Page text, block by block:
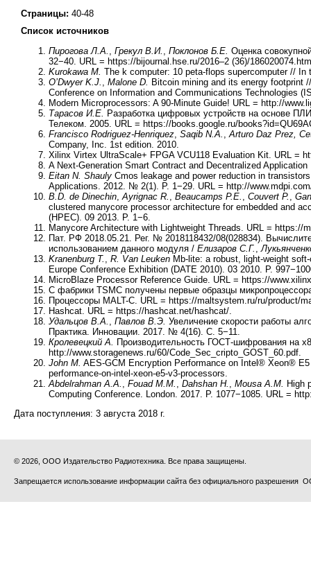
Страницы: 40-48
Список источников
Пирогова Л.А.
Грекул В.И. Поклонов Б.Е. Оценка
32−40. URL = https://bijournal.hse.ru/2016–2 (36)/
Kurokawa M. The k computer: 10 peta-flops supercomputer //
O’Dwyer K.J.
Malone D. Bitcoin mining and its energy footprint
Conference on Information and Communications Technologies
Modern Microprocessors: A 90-Minute Guide! URL = http://
Тарасов И.Е. Разработка цифровых устройств на основе
Телеком. 2005. URL = https://books.google.ru/
Francisco Rodriguez-Henriquez Saqib N.A.
Arturo Daz Prez,
Company, Inc. 1st edition. 2010.
Xilinx Virtex UltraScale+ FPGA VCU118 Evaluation Kit. URL =
A Next-Generation Smart Contract and Decentralized
Eitan N. Shauly Cmos leakage and power reduction in
Applications. 2012. № 2(1). P. 1−29. URL = http://
B.D. de Dinechin Ayrignac R. Beaucamps P.E. Couvert P.
clustered manycore processor architecture for embedded and
(HPEC). 09 2013. P. 1−6.
Manycore Architecture with Lightweight Threads. URL = https://
Пат. РФ 2018.05.21. Рег. № 2018118432/08(028834).
использованием данного модуля / Елизаров С.Г.
Kranenburg T.
R. Van Leuken Mb-lite: a robust, light-weight
Europe Conference Exhibition (DATE 2010). 03 2010. P.
MicroBlaze Processor Reference Guide. URL = https://
С фабрики TSMC получены первые образцы
Процессоры MALT-C. URL = https://maltsystem.ru/ru/product/
Hashcat. URL = https://hashcat.net/hashcat/.
Удальцов В.А.
Павлов В.Э. Увеличение скорости работы
Практика. Инновации. 2017. № 4(16). С. 5−11.
Кролевецкий А.
Производительность ГОСТ-шифрования на
http://www.storagenews.ru/60/Code_Sec_cripto_GOST_60.pdf.
John M. AES-GCM Encryption Performance on Intel® Xeon®
performance-on-intel-xeon-e5-v3-processors.
Abdelrahman A.A.
Fouad M.M. Dahshan H. Mousa A.M. High
Computing Conference. London. 2017. P. 1077−1085. URL =
Дата поступления: 3 августа 2018 г.
© 2026, ООО Издательство Радиотехника. Все права защищены.
Запрещается использование информации сайта без официального разрешения